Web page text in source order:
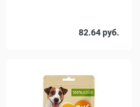
82.64 руб.